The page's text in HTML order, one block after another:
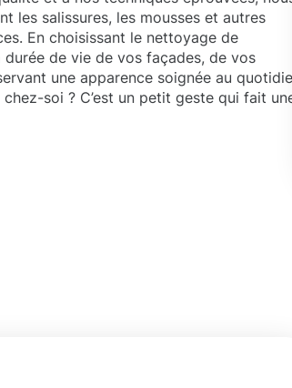
les salissures, les mousses et autres
En choisissant le nettoyage de
de vie de vos façades, de vos
une apparence soignée au
soi ? C’est un petit geste qui fait